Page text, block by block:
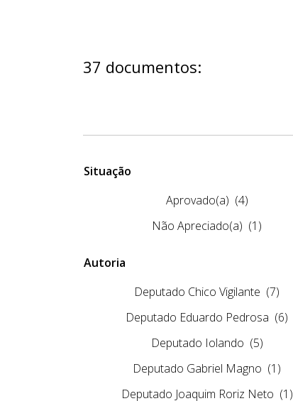
37 documentos:
Situação
Aprovado(a) (4)
Não Apreciado(a) (1)
Autoria
Deputado Chico Vigilante (7)
Deputado Eduardo Pedrosa (6)
Deputado Iolando (5)
Deputado Gabriel Magno (1)
Deputado Joaquim Roriz Neto (1)